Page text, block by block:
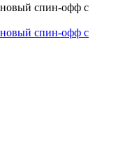
новый спин-офф с
новый спин-офф с